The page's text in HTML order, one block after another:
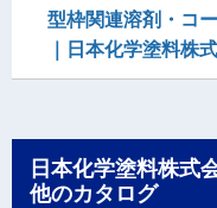
型枠関連溶剤・コ
｜日本化学塗料株
日本化学塗料株式
他のカタログ